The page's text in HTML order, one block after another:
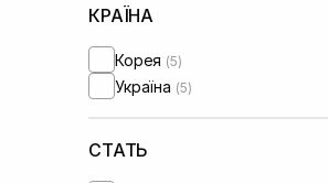
КРАЇНА
Корея (5)
Україна (5)
СТАТЬ